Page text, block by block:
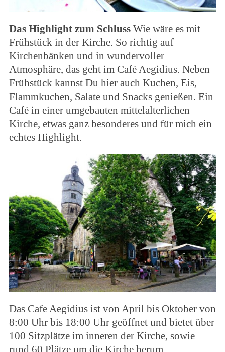
Das Highlight zum SchlussWie wäre es mit
Frühstück in der Kirche. So richtig auf
Kirchenbänken und in wundervoller
Atmosphäre, das geht im Café Aegidius. Neben
Frühstück kannst Du hier auch Kuchen, Eis,
Flammkuchen, Salate und Snacks genießen. Ein
Café in einer umgebauten mittelalterlichen
Kirche, etwas ganz besonderes und für mich ein
echtes Highlight.
Das Cafe Aegidius ist von April bis Oktober von
8:00 Uhr bis 18:00 Uhr geöffnet und bietet über
100 Sitzplätze im inneren der Kirche, sowie